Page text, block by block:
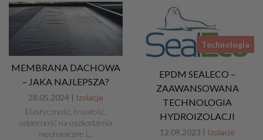
MEMBRANA DACHOWA
– JAKA NAJLEPSZA?
28.05.2024 | Izolacje
Elastyczność, trwałość,
odporność na uszkodzenia
mechaniczne i...
Technologia
EPDM SEALECO –
ZAAWANSOWANA
TECHNOLOGIA
HYDROIZOLACJI
12.09.2023 | Izolacje